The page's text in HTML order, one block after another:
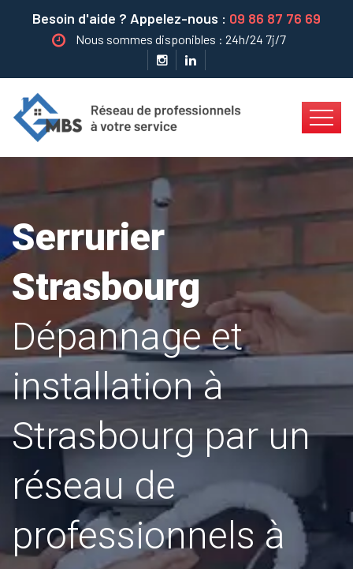
Besoin d'aide ? Appelez-nous : 09 86 87 76 69
Nous sommes disponibles : 24h/24 7j/7
Serrurier
Strasbourg
Dépannage et
installation à
Strasbourg par un
réseau de
professionnels à